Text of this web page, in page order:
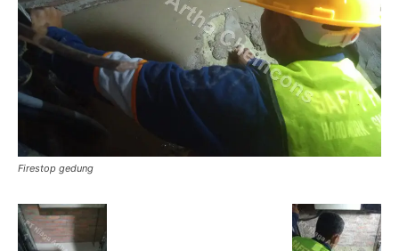
Firestop gedung